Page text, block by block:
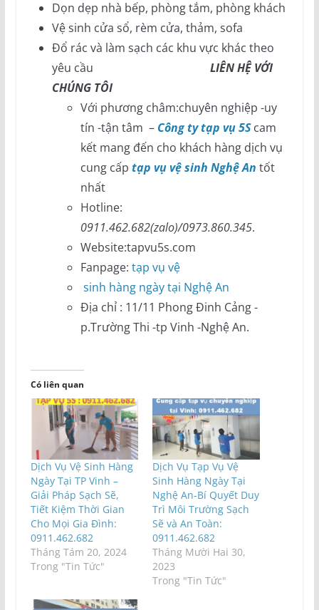
Dọn dẹp nhà bếp, phòng tắm, phòng khách
Vệ sinh cửa sổ, rèm cửa, thảm, sofa
Đổ rác và làm sạch các khu vực khác theo
yêu cầu LIÊN HỆ VỚI
CHÚNG TÔI
Với phương châm:chuyên nghiệp -uy
tín -tận tâm – Công ty tạp vụ 5Scam
kết mang đến cho khách hàng dịch vụ
cung cấp tạp vụ vệ sinh Nghệ An tốt
nhất
Hotline:
0911.462.682(zalo)/0973.860.345.
Website:tapvu5s.com
Fanpage: tạp vụ vệ
sinh hàng ngày tại Nghệ An
Địa chỉ : 11/11 Phong Đinh Cảng -
p.Trường Thi -tp Vinh -Nghệ An.
Có liên quan
Dịch Vụ Vệ Sinh Hàng
Ngày Tại TP Vinh –
Giải Pháp Sạch Sẽ,
Tiết Kiệm Thời Gian
Cho Mọi Gia Đình:
0911.462.682
Tháng Tám 20, 2024
Trong "Tin Tức"
Dịch Vụ Tạp Vụ Vệ
Sinh Hàng Ngày Tại
Nghệ An-Bí Quyết Duy
Trì Môi Trường Sạch
Sẽ và An Toàn:
0911.462.682
Tháng Mười Hai 30,
2023
Trong "Tin Tức"